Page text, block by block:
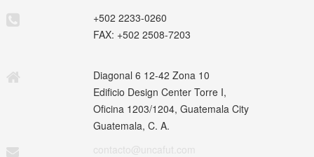
+502 2233-0260
FAX: +502 2508-7203
Diagonal 6 12-42 Zona 10
Edificio Design Center Torre I,
Oficina 1203/1204, Guatemala City
Guatemala, C. A.
contacto@uncafut.com